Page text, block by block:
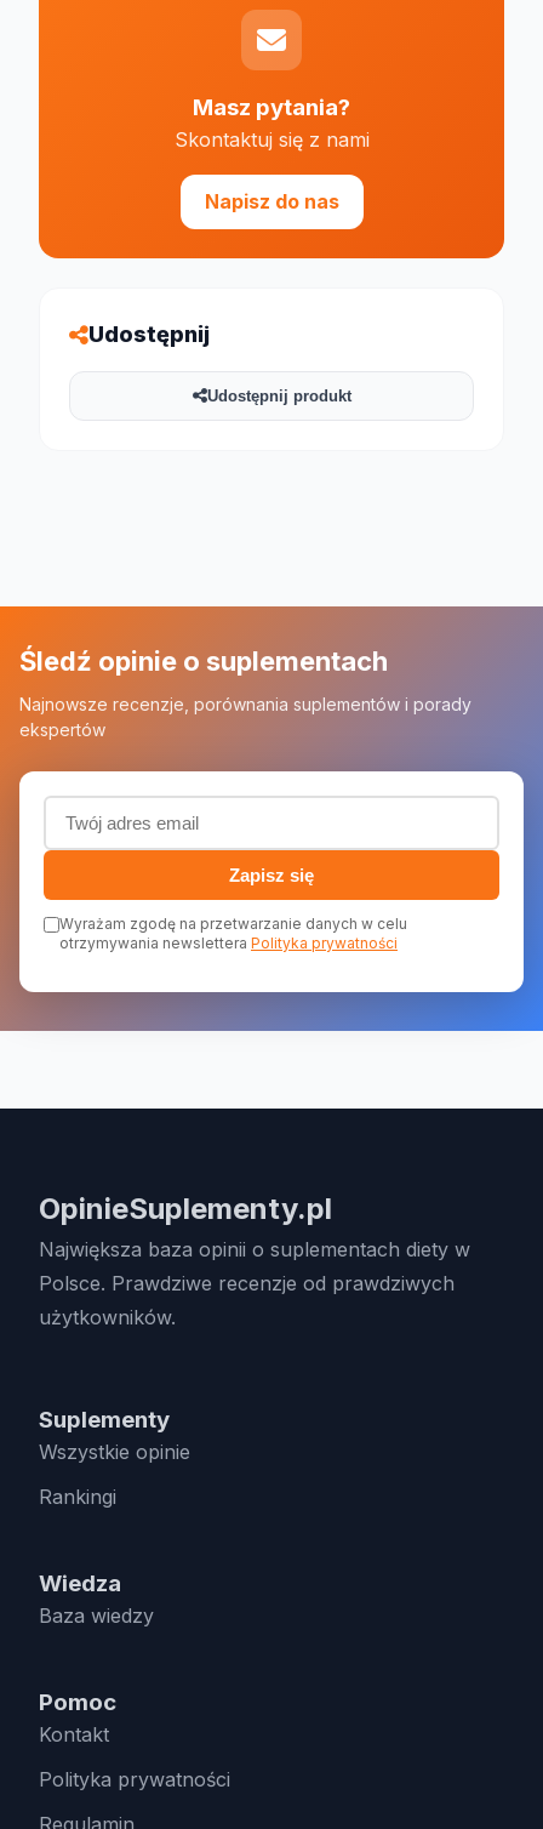
Masz pytania?
Skontaktuj się z nami
Napisz do nas
Udostępnij
Udostępnij produkt
Śledź opinie o suplementach
Najnowsze recenzje, porównania suplementów i porady
ekspertów
Adres email (wymagany)
Zapisz się
Wyrażam zgodę na przetwarzanie danych w celu
otrzymywania newslettera Polityka prywatności
OpinieSuplementy.pl
Największa baza opinii o suplementach diety w
Polsce. Prawdziwe recenzje od prawdziwych
użytkowników.
Suplementy
Wszystkie opinie
Rankingi
Wiedza
Baza wiedzy
Pomoc
Kontakt
Polityka prywatności
Regulamin